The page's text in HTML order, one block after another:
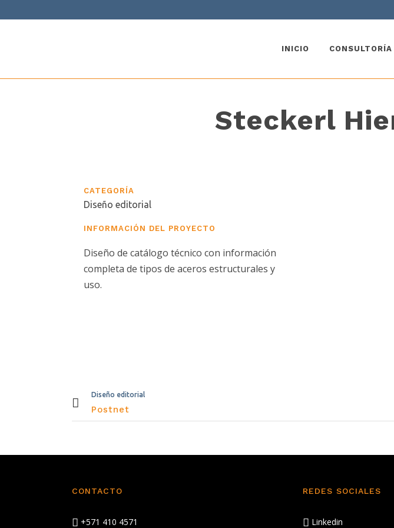
INICIO
Steckerl
CATEGORÍA
Diseño editorial
INFORMACIÓN DEL PROYECTO
Diseño de catálogo técnico con información
completa de tipos de aceros estructurales y
uso.
Diseño editorial
Postnet
CONTACTO
+571 410 4571
REDES SOCIALES
Linkedin